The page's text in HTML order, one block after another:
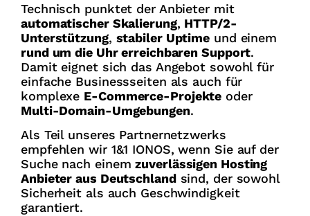
Technisch punktet der Anbieter mit
automatischer Skalierung, HTTP/2-
Unterstützung, stabiler Uptime und einem
rund um die Uhr erreichbaren Support.
Damit eignet sich das Angebot sowohl für
einfache Businessseiten als auch für
komplexe E-Commerce-Projekte oder
Multi-Domain-Umgebungen.
Als Teil unseres Partnernetzwerks
empfehlen wir 1&1 IONOS, wenn Sie auf der
Suche nach einemzuverlässigen Hosting
Anbieter aus Deutschlandsind, der sowohl
Sicherheit als auch Geschwindigkeit
garantiert.